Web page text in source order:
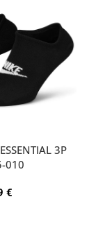
3P
010
€